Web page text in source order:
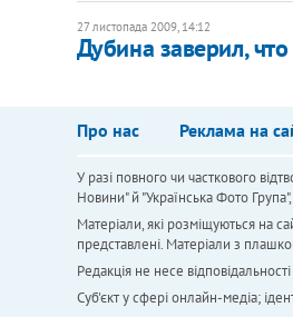
27 листопада 2009, 14:12
Дубина заверил,
Про нас Реклама на
У разі повного чи часткового
Новини" й "Українська Фото
Матеріали, які розміщуються на
представлені. Матеріали з
Редакція не несе
Cуб'єкт у сфері онлайн-медіа;